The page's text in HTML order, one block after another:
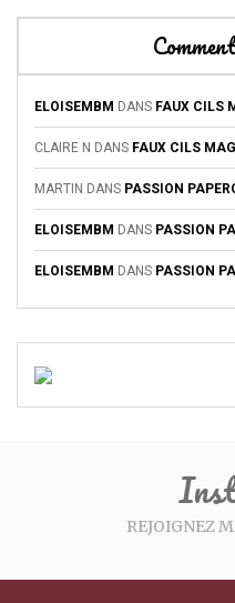
ELOISEMBM DANS FAUX CILS
CLAIRE N DANS FAUX CILS
MARTIN DANS PASSION
ELOISEMBM DANS PASSION
ELOISEMBM DANS PASSION
REJOIGNEZ